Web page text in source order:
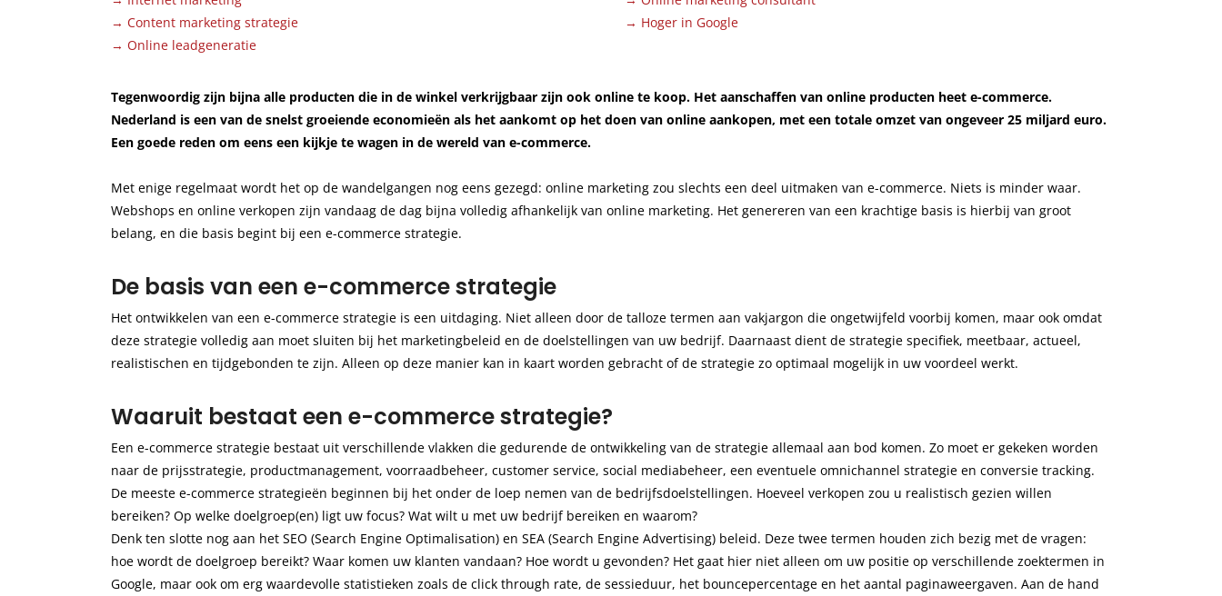
Google Ads
→ Content marketing strategie
→ Online leadgeneratie
→ Hoger in Google
Tegenwoordig zijn bijna alle producten die in de winkel verkrijgbaar zijn ook online te koop. Het aanschaffen van online producten heet e-commerce.
Nederland is een van de snelst groeiende economieën als het aankomt op het doen van online aankopen, met een totale omzet van ongeveer 25 miljard euro.
Een goede reden om eens een kijkje te wagen in de wereld van e-commerce.
Met enige regelmaat wordt het op de wandelgangen nog eens gezegd: online marketing zou slechts een deel uitmaken van e-commerce. Niets is minder waar.
Webshops en online verkopen zijn vandaag de dag bijna volledig afhankelijk van online marketing. Het genereren van een krachtige basis is hierbij van groot
belang, en die basis begint bij een e-commerce strategie.
De basis van een e-commerce strategie
Het ontwikkelen van een e-commerce strategie is een uitdaging. Niet alleen door de talloze termen aan vakjargon die ongetwijfeld voorbij komen, maar ook omdat
deze strategie volledig aan moet sluiten bij het marketingbeleid en de doelstellingen van uw bedrijf. Daarnaast dient de strategie specifiek, meetbaar, actueel,
realistischen en tijdgebonden te zijn. Alleen op deze manier kan in kaart worden gebracht of de strategie zo optimaal mogelijk in uw voordeel werkt.
Waaruit bestaat een e-commerce strategie?
Een e-commerce strategie bestaat uit verschillende vlakken die gedurende de ontwikkeling van de strategie allemaal aan bod komen. Zo moet er gekeken worden
naar de prijsstrategie, productmanagement, voorraadbeheer, customer service, social mediabeheer, een eventuele omnichannel strategie en conversie tracking.
De meeste e-commerce strategieën beginnen bij het onder de loep nemen van de bedrijfsdoelstellingen. Hoeveel verkopen zou u realistisch gezien willen
bereiken? Op welke doelgroep(en) ligt uw focus? Wat wilt u met uw bedrijf bereiken en waarom?
Denk ten slotte nog aan het SEO (Search Engine Optimalisation) en SEA (Search Engine Advertising) beleid. Deze twee termen houden zich bezig met de vragen:
hoe wordt de doelgroep bereikt? Waar komen uw klanten vandaan? Hoe wordt u gevonden? Het gaat hier niet alleen om uw positie op verschillende zoektermen in
Google, maar ook om erg waardevolle statistieken zoals de click through rate, de sessieduur, het bouncepercentage en het aantal paginaweergaven. Aan de hand